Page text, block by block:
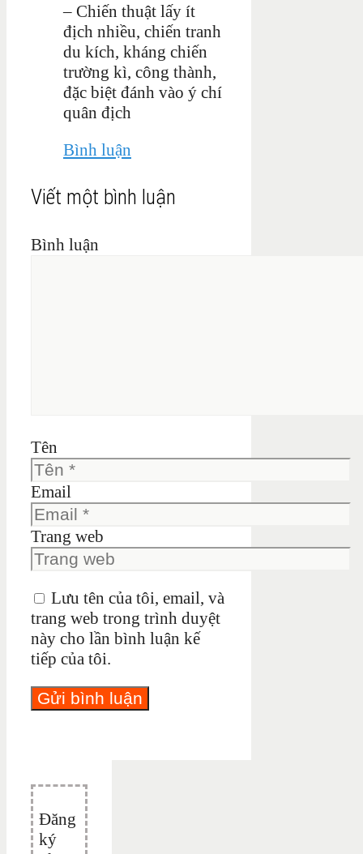
– Chiến thuật lấy ít
địch nhiều, chiến tranh
du kích, kháng chiến
trường kì, công thành,
đặc biệt đánh vào ý chí
quân địch
Bình luận
Viết một bình luận
Bình luận
Tên
Email
Trang web
Lưu tên của tôi, email, và
trang web trong trình duyệt
này cho lần bình luận kế
tiếp của tôi.
Đăng
ký